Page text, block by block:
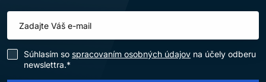
Súhlasím so spracovaním osobných údajov na účely odberu
newslettra.*